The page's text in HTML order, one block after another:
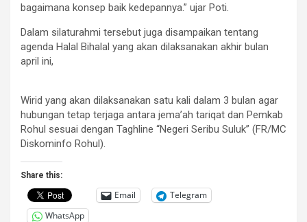
bagaimana konsep baik kedepannya.” ujar Poti.
Dalam silaturahmi tersebut juga disampaikan tentang
agenda Halal Bihalal yang akan dilaksanakan akhir bulan
april ini,
Wirid yang akan dilaksanakan satu kali dalam 3 bulan agar
hubungan tetap terjaga antara jema’ah tariqat dan Pemkab
Rohul sesuai dengan Taghline “Negeri Seribu Suluk” (FR/MC
Diskominfo Rohul).
Share this:
Email
Telegram
WhatsApp